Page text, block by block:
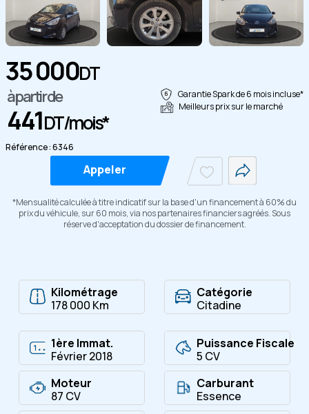
35 000DT
à partir de
441DT/mois*
Référence : 6346
Garantie Spark de 6 mois incluse*
Meilleurs prix sur le marché
Appeler
*Mensualité calculée à titre indicatif sur la base d'un financement à 60% du
prix du véhicule, sur 60 mois, via nos partenaires financiers agréés. Sous
réserve d'acceptation du dossier de financement.
Kilométrage
178 000 Km
Catégorie
Citadine
1ère Immat.
Février 2018
Puissance Fiscale
5 CV
Moteur
87 CV
Carburant
Essence
Copier